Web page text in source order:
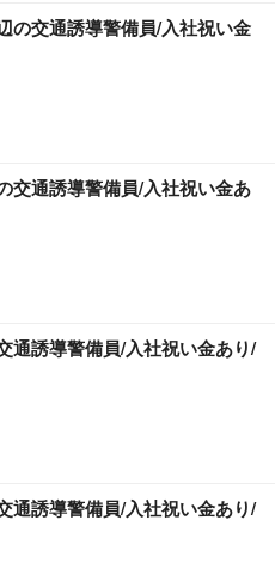
の交通誘導警備員/入社祝い金
交通誘導警備員/入社祝い金あ
通誘導警備員/入社祝い金あり/
通誘導警備員/入社祝い金あり/